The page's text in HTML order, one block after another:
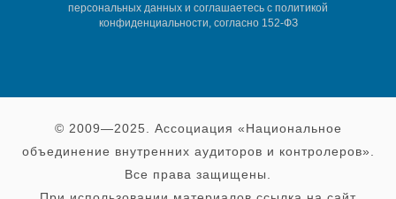
персональных данных и соглашаетесь c политикой
конфиденциальности, согласно 152-ФЗ
© 2009—2025. Ассоциация «Национальное
объединение внутренних аудиторов и контролеров».
Все права защищены.